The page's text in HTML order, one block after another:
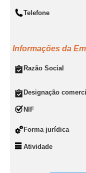
Telefone
Informações da
Razão Social
Designação
NIF
Forma jurídica
Atividade